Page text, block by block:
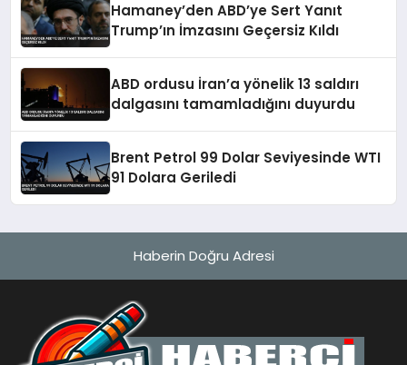
Hamaney’den ABD’ye Sert Yanıt
Trump’ın İmzasını Geçersiz Kıldı
ABD ordusu İran’a yönelik 13 saldırı
dalgasını tamamladığını duyurdu
Brent Petrol 99 Dolar Seviyesinde WTI
91 Dolara Geriledi
Haberin Doğru Adresi